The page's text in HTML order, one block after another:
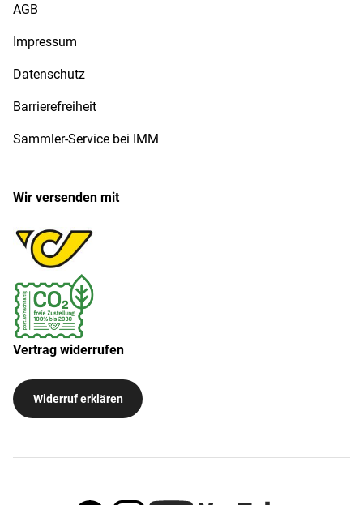
AGB
Impressum
Datenschutz
Barrierefreiheit
Sammler-Service bei IMM
Wir versenden mit
Vertrag widerrufen
Widerruf erklären